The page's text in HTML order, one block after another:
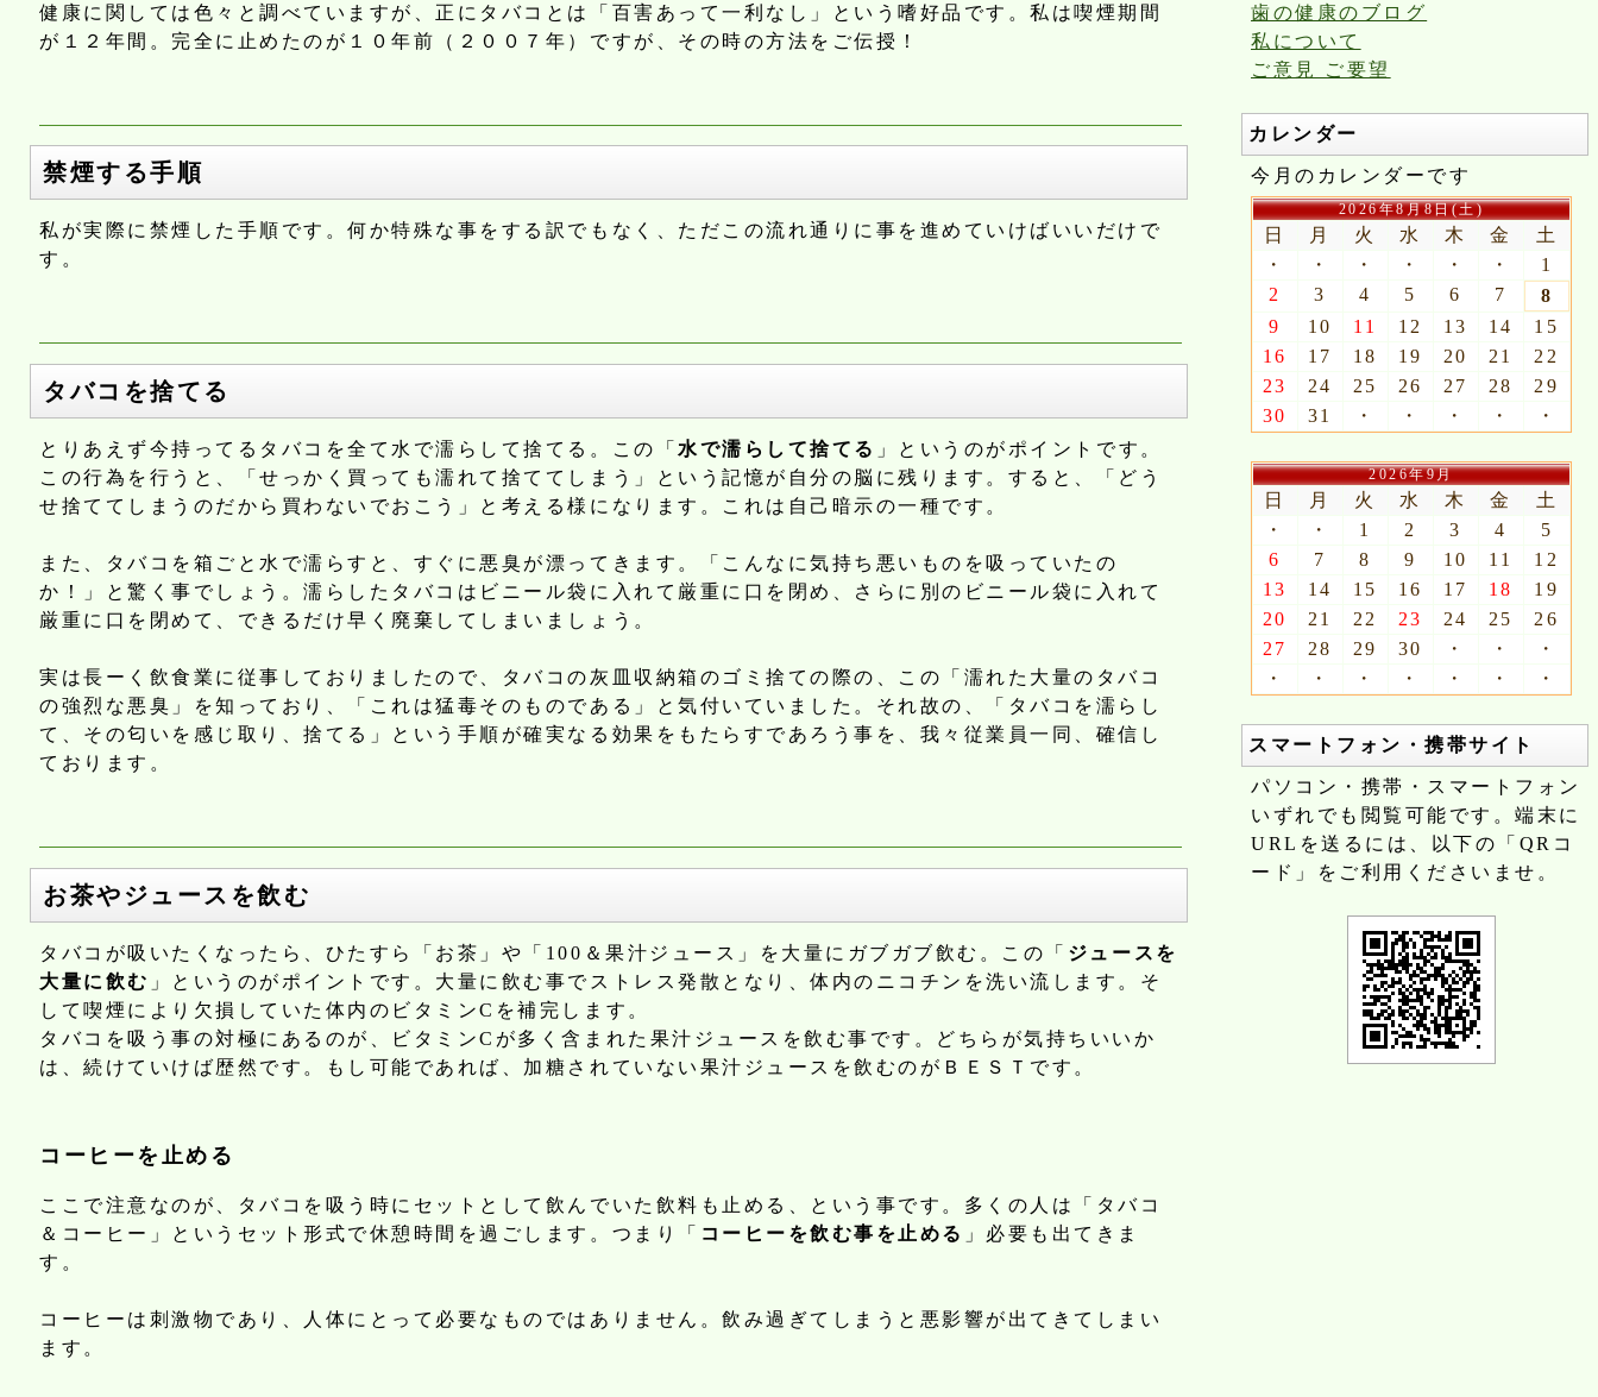
健康に関しては色々と調べていますが、正にタバコとは「百害あって一利なし」という嗜好品です。私は喫煙期間
が１２年間。完全に止めたのが１０年前（２００７年）ですが、その時の方法をご伝授！
禁煙する手順
私が実際に禁煙した手順です。何か特殊な事をする訳でもなく、ただこの流れ通りに事を進めていけばいいだけで
す。
タバコを捨てる
とりあえず今持ってるタバコを全て水で濡らして捨てる。この「 水で濡らして捨てる 」というのがポイントです。
この行為を行うと、「せっかく買っても濡れて捨ててしまう」という記憶が自分の脳に残ります。すると、「どう
せ捨ててしまうのだから買わないでおこう」と考える様になります。これは自己暗示の一種です。
また、タバコを箱ごと水で濡らすと、すぐに悪臭が漂ってきます。「こんなに気持ち悪いものを吸っていたの
か！」と驚く事でしょう。濡らしたタバコはビニール袋に入れて厳重に口を閉め、さらに別のビニール袋に入れて
厳重に口を閉めて、できるだけ早く廃棄してしまいましょう。
実は長ーく飲食業に従事しておりましたので、タバコの灰皿収納箱のゴミ捨ての際の、この「濡れた大量のタバコ
の強烈な悪臭」を知っており、「これは猛毒そのものである」と気付いていました。それ故の、「タバコを濡らし
て、その匂いを感じ取り、捨てる」という手順が確実なる効果をもたらすであろう事を、我々従業員一同、確信し
ております。
お茶やジュースを飲む
タバコが吸いたくなったら、ひたすら「お茶」や「100＆果汁ジュース」を大量にガブガブ飲む。この「 ジュースを
大量に飲む 」というのがポイントです。大量に飲む事でストレス発散となり、体内のニコチンを洗い流します。そ
して喫煙により欠損していた体内のビタミンCを補完します。
タバコを吸う事の対極にあるのが、ビタミンCが多く含まれた果汁ジュースを飲む事です。どちらが気持ちいいか
は、続けていけば歴然です。もし可能であれば、加糖されていない果汁ジュースを飲むのがＢＥＳＴです。
コーヒーを止める
ここで注意なのが、タバコを吸う時にセットとして飲んでいた飲料も止める、という事です。多くの人は「タバコ
＆コーヒー」というセット形式で休憩時間を過ごします。つまり「
コーヒーを飲む事を止める 」必要も出てきま
す。
コーヒーは刺激物であり、人体にとって必要なものではありません。飲み過ぎてしまうと悪影響が出てきてしまい
ます。
歯の健康のブログ
私について
ご意見 ご要望
カレンダー
今月のカレンダーです
2026年8月8日(土)
日 月 火 水 木 金
土
・
・ ・ ・ ・ ・
1
2
3 4 5 6 7
8
9
10 11 12 13 14
15
16
17 18 19 20 21
22
23
24 25 26 27 28
29
30
31 ・ ・ ・ ・ ・
2026年9月
日 月 火 水 木 金
土
・
・ 1 2 3 4
5
6
7 8 9 10 11
12
13
14 15 16 17 18
19
20
21 22 23 24 25
26
27
28 29 30 ・ ・
・
・
・ ・ ・ ・ ・ ・
スマートフォン・携帯サイト
パソコン・携帯・スマートフォン
いずれでも閲覧可能です。端末に
URLを送るには、以下の「QRコ
ード」をご利用くださいませ。